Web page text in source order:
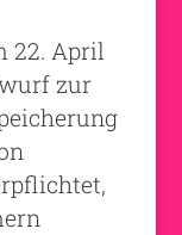
22. April
zur